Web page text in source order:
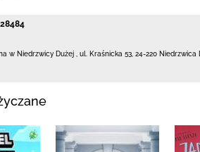
28484
w Niedrzwicy Dużej ul. Kraśnicka 53 24-220 Niedrzwica